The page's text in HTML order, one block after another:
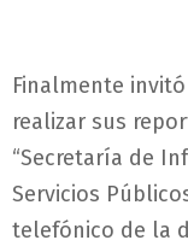
Finalmente
realizar sus
“Secretaría de
Servicios
telefónico de la